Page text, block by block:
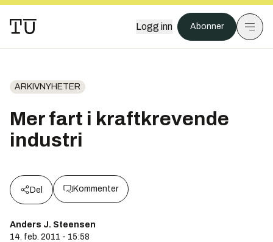
Logg inn Abonner
ARKIVNYHETER
Mer fart i kraftkrevende
industri
Del Kommenter
Anders J. Steensen
14. feb. 2011 - 15:58